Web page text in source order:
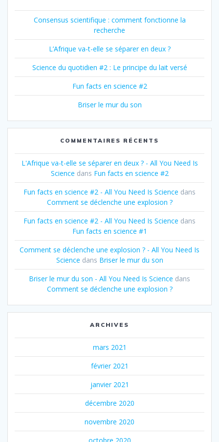
Consensus scientifique : comment fonctionne la
recherche
L’Afrique va-t-elle se séparer en deux ?
Science du quotidien #2 : Le principe du lait versé
Fun facts en science #2
Briser le mur du son
COMMENTAIRES RÉCENTS
L'Afrique va-t-elle se séparer en deux ? - All You Need Is
Science dans Fun facts en science #2
Fun facts en science #2 - All You Need Is Science dans
Comment se déclenche une explosion ?
Fun facts en science #2 - All You Need Is Science dans
Fun facts en science #1
Comment se déclenche une explosion ? - All You Need Is
Science dans Briser le mur du son
Briser le mur du son - All You Need Is Science dans
Comment se déclenche une explosion ?
ARCHIVES
mars 2021
février 2021
janvier 2021
décembre 2020
novembre 2020